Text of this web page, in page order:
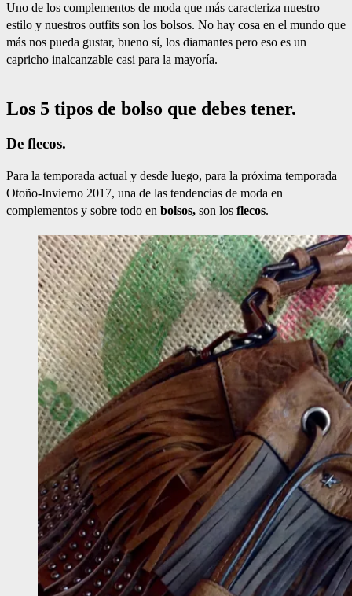
Uno de los complementos de moda que más caracteriza nuestro
estilo y nuestros outfits son los bolsos. No hay cosa en el mundo que
más nos pueda gustar, bueno sí, los diamantes pero eso es un
capricho inalcanzable casi para la mayoría.
Los 5 tipos de bolso que debes tener.
De flecos.
Para la temporada actual y desde luego, para la próxima temporada
Otoño-Invierno 2017, una de las tendencias de moda en
complementos y sobre todo en bolsos, son los flecos.